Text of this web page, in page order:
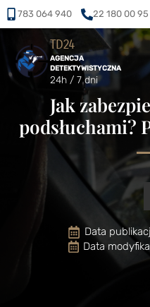
783 064 940 22 180 00 95
TD24
AGENCJA
DETEKTYWISTYCZNA
24h / 7 dni
Jak
podsłuchami?
Data
Data